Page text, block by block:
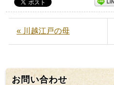
« 川越江戸の母
お問い合わせ